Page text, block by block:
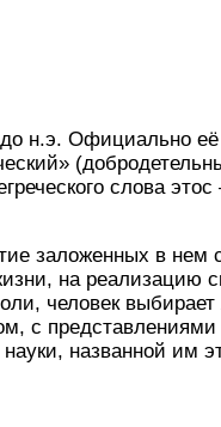
до н.э. Официально её
слова
заложенных в нем
на реализацию
человек выбирает
с
названной им